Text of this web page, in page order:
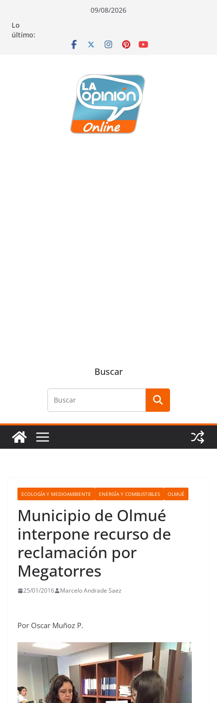
contenido
navegación
contenido
09/08/2026
Lo
último:
Buscar
ECOLOGÍA Y MEDIOAMBIENTE ENERGÍA Y COMBUSTIBLES OLMUÉ
Municipio de Olmué
interpone recurso de
reclamación por
Megatorres
25/01/2016 Marcelo Andrade Saez
Por Oscar Muñoz P.